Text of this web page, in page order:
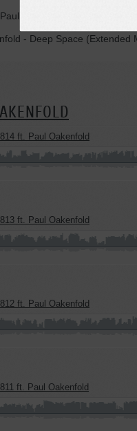
Oakenfold Remix)
- Deep Space (Extended
ft. Paul Oakenfold
ft. Paul Oakenfold
ft. Paul Oakenfold
ft. Paul Oakenfold